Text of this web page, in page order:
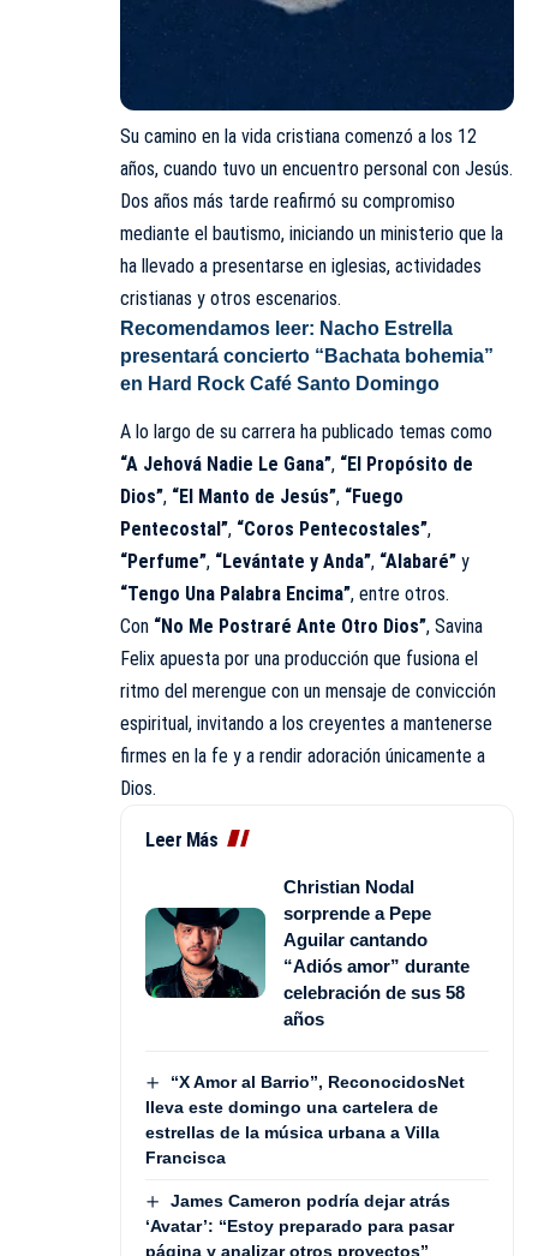
Su camino en la vida cristiana comenzó a los 12
años, cuando tuvo un encuentro personal con Jesús.
Dos años más tarde reafirmó su compromiso
mediante el bautismo, iniciando un ministerio que la
ha llevado a presentarse en iglesias, actividades
cristianas y otros escenarios.
Recomendamos leer: Nacho Estrella
presentará concierto “Bachata bohemia”
en Hard Rock Café Santo Domingo
A lo largo de su carrera ha publicado temas como
“A Jehová Nadie Le Gana”, “El Propósito de
Dios”, “El Manto de Jesús”, “Fuego
Pentecostal”, “Coros Pentecostales”,
“Perfume”, “Levántate y Anda”, “Alabaré” y
“Tengo Una Palabra Encima”, entre otros.
Con “No Me Postraré Ante Otro Dios”, Savina
Felix apuesta por una producción que fusiona el
ritmo del merengue con un mensaje de convicción
espiritual, invitando a los creyentes a mantenerse
firmes en la fe y a rendir adoración únicamente a
Dios.
Leer Más
Christian Nodal
sorprende a Pepe
Aguilar cantando
“Adiós amor” durante
celebración de sus 58
años
“X Amor al Barrio”, ReconocidosNet
lleva este domingo una cartelera de
estrellas de la música urbana a Villa
Francisca
James Cameron podría dejar atrás
‘Avatar’: “Estoy preparado para pasar
página y analizar otros proyectos”